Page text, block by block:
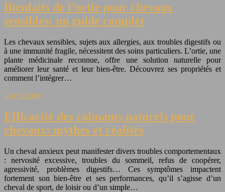
Bienfaits de l’ortie pour chevaux
sensibles: un guide complet
Les chevaux sensibles, sujets aux allergies, aux troubles digestifs ou
à une immunité fragile, nécessitent des soins particuliers. L’ortie, une
plante médicinale reconnue, offre une solution naturelle pour
améliorer leur santé et leur bien-être. Découvrez ses propriétés et
comment l’intégrer…
Lire la suite
Efficacité des calmants naturels pour
chevaux: mythes et réalités
Un cheval anxieux peut manifester divers troubles comportementaux
: nervosité excessive, troubles du sommeil, refus de coopérer,
agressivité, problèmes digestifs… Ces symptômes impactent
fortement son bien-être et ses performances, qu’il s’agisse d’un
cheval de sport, de loisir ou d’un simple…